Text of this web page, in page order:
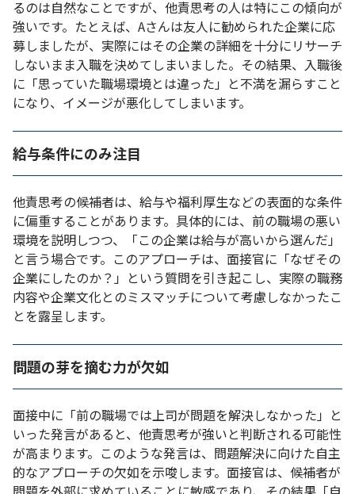
るのは自然なことですが、他責思考の人は特にこの傾向が
強いです。たとえば、Aさんは友人に勧められた企業に応
募しましたが、実際にはその企業の詳細を十分にリサーチ
しないまま入職を決めてしまいました。その結果、入職後
に「思っていた職場環境とは違った」と不満を漏らすこと
になり、イメージが悪化してしまいます。
給与条件にのみ注目
他責思考の候補者は、給与や福利厚生などの表面的な条件
に偏重することがあります。具体的には、前の職場の悪い
環境を説明しつつ、「この企業は給与が高いから選んだ」
と言う場合です。このアプローチは、面接官に「なぜその
企業にしたのか？」という質問を引き起こし、実際の職務
内容や企業文化とのミスマッチについて考慮しなかったこ
とを露呈します。
問題の芽を摘む力が欠如
面接中に「前の職場では上司が問題を解決しなかった」と
いった発言があると、他責思考が強いと判断される可能性
が高まります。このような発言は、問題解決に向けた自主
的なアプローチの欠如を示唆します。面接官は、候補者が